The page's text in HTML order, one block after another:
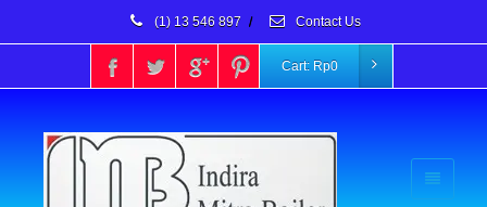
(1) 13 546 897 / Contact Us
Cart: Rp0